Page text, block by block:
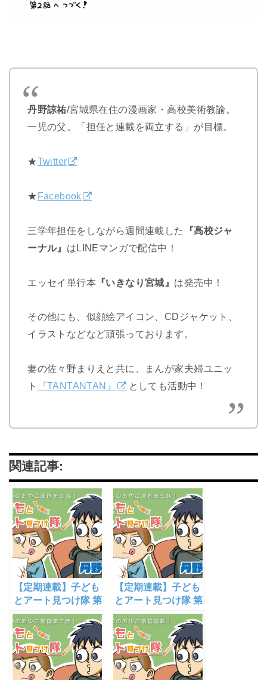
丹野諒祐/宮城県在住の漫画家・高校美術教諭。
一児の父。「担任と連載を両立する」が目標。
★Twitter
★Facebook
三学年担任をしながら週間連載した
『高校ジャ
ーナル』 はLINEマンガで配信中！
エッセイ単行本 『いきなり宮城』 は発売中！
その他にも、似顔絵アイコン、CDジャケット、
イラストなどなど頑張っております。
妻の佐々野まりえと共に、まんが家夫婦ユニッ
ト
『TANTANTAN』 としても活動中！
関連記事:
【定期連載】子ども
とアート見つけ隊 第
3話「世界一美味し
いカレーと美味しい
サラダ」【漫画家・
丹野諒祐】
【定期連載】子ども
とアート見つけ隊 第
5話「朝顔キノコ」
【漫画家・丹野諒
祐】